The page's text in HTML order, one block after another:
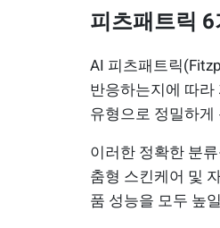
피츠패트릭
AI 피츠패트릭
반응하는지에 따
유형으로 정밀하게
이러한 정확한 분
춤형 스킨케어 및
품 성능을 모두 높